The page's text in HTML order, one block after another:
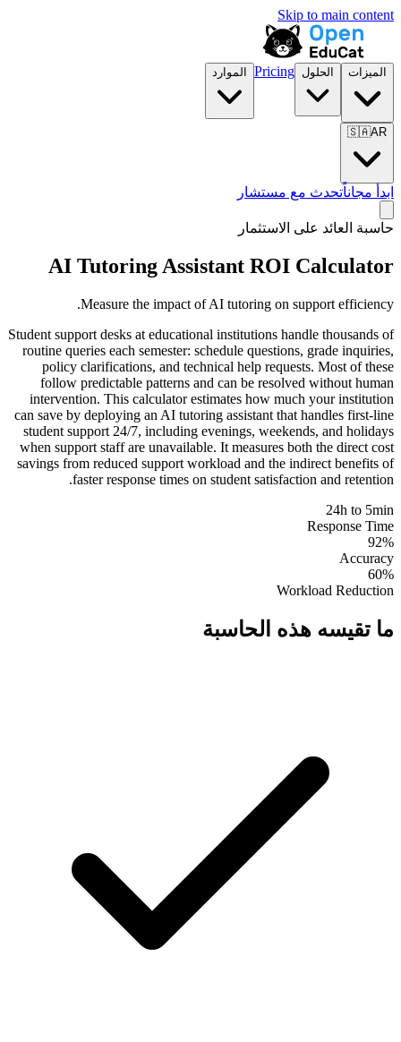
Skip to main content
الميزات الحلول Pricing الموارد
🇸🇦AR
ابدأ مجاناًتحدث مع مستشار
حاسبة العائد على الاستثمار
AI Tutoring Assistant ROI Calculator
Measure the impact of AI tutoring on support efficiency.
Student support desks at educational institutions handle thousands of
routine queries each semester: schedule questions, grade inquiries,
policy clarifications, and technical help requests. Most of these
follow predictable patterns and can be resolved without human
intervention. This calculator estimates how much your institution
can save by deploying an AI tutoring assistant that handles first-line
student support 24/7, including evenings, weekends, and holidays
when support staff are unavailable. It measures both the direct cost
savings from reduced support workload and the indirect benefits of
faster response times on student satisfaction and retention.
24h to 5min
Response Time
92%
Accuracy
60%
Workload Reduction
ما تقيسه هذه الحاسبة